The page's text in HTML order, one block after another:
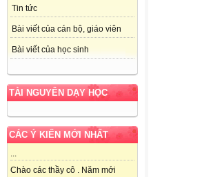
Tin tức
Bài viết của cán bộ, giáo viên
Bài viết của học sinh
TÀI NGUYÊN DẠY HỌC
CÁC Ý KIẾN MỚI NHẤT
...
Chào các thầy cô . Năm mới